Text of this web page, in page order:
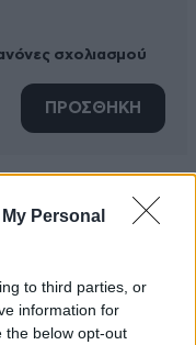
Personal
to third parties, or
information for
the below opt-out
σχολιασμού
ΠΡΟΣΘΗΚΗ
Θέλουν
να